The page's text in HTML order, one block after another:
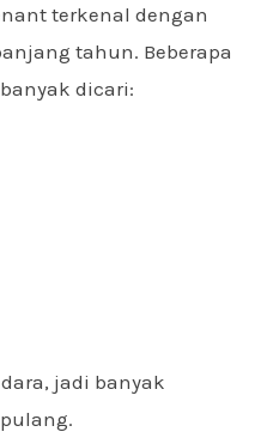
terkenal dengan
tahun. Beberapa
dicari:
jadi banyak